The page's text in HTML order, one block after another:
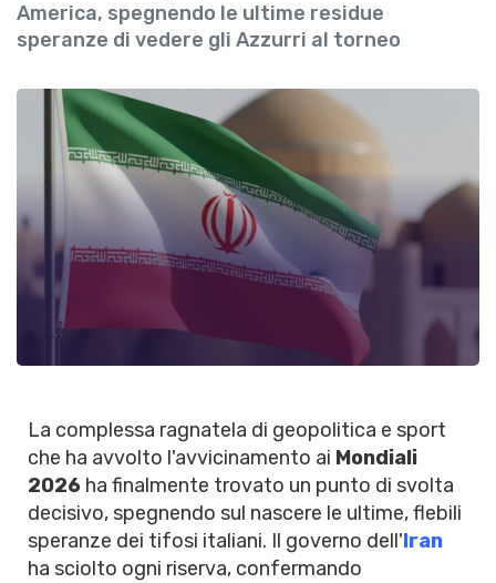
America, spegnendo le ultime residue
speranze di vedere gli Azzurri al torneo
La complessa ragnatela di geopolitica e sport
che ha avvolto l'avvicinamento ai Mondiali
2026 ha finalmente trovato un punto di svolta
decisivo, spegnendo sul nascere le ultime, flebili
speranze dei tifosi italiani. Il governo dell'Iran
ha sciolto ogni riserva, confermando